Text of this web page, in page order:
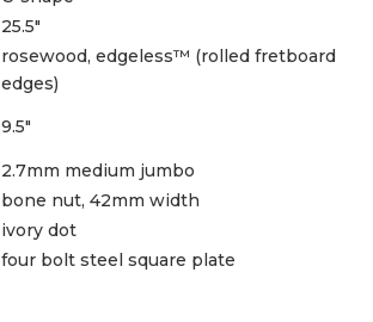
25.5″
rosewood, edgeless™ (rolled fretboard
edges)
9.5″
2.7mm medium jumbo
bone nut, 42mm width
ivory dot
four bolt steel square plate